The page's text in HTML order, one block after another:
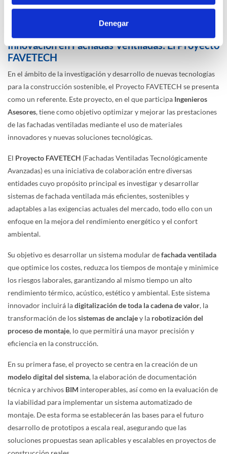
Denegar
instalación del revestimiento exterior, asegurándose de que la
Innovación en Fachadas Ventiladas: El Proyecto
FAVETECH
En el ámbito de la investigación y desarrollo de nuevas tecnologías
para la construcción sostenible, el Proyecto FAVETECH se presenta
como un referente. Este proyecto, en el que participa Ingenieros
Asesores, tiene como objetivo optimizar y mejorar las prestaciones
de las fachadas ventiladas mediante el uso de materiales
innovadores y nuevas soluciones tecnológicas.
El Proyecto FAVETECH (Fachadas Ventiladas Tecnológicamente
Avanzadas) es una iniciativa de colaboración entre diversas
entidades cuyo propósito principal es investigar y desarrollar
sistemas de fachada ventilada más eficientes, sostenibles y
adaptables a las exigencias actuales del mercado, todo ello con un
enfoque en la mejora del rendimiento energético y el confort
ambiental.
Su objetivo es desarrollar un sistema modular defachada ventilada
que optimice los costes, reduzca los tiempos de montaje y minimice
los riesgos laborales, garantizando al mismo tiempo un alto
rendimiento térmico, acústico, estético y ambiental. Este sistema
innovador incluirá ladigitalización de toda la cadena de valor, la
transformación de lossistemas de anclajey la robotización del
proceso de montaje, lo que permitirá una mayor precisión y
eficiencia en la construcción.
En su primera fase, el proyecto se centra en la creación de un
modelo digital del sistema, la elaboración de documentación
técnica y archivos BIM interoperables, así como en la evaluación de
la viabilidad para implementar un sistema automatizado de
montaje. De esta forma se establecerán las bases para el futuro
desarrollo de prototipos a escala real, asegurando que las
soluciones propuestas sean aplicables y escalables en proyectos de